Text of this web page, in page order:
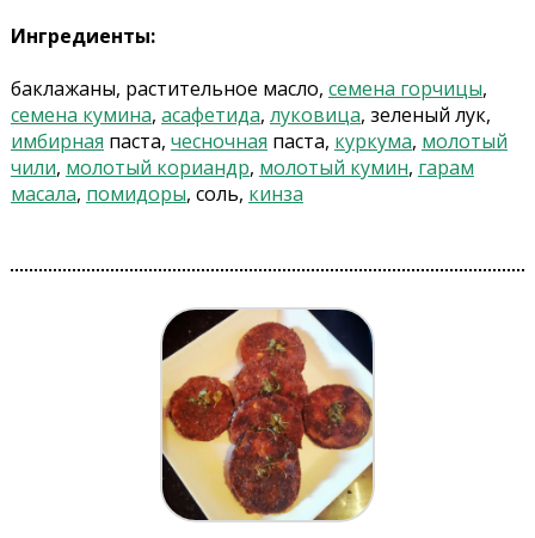
Ингредиенты:
баклажаны, растительное масло, семена горчицы,
семена кумина, асафетида, луковица, зеленый лук,
имбирная паста, чесночная паста, куркума, молотый
чили, молотый кориандр, молотый кумин, гарам
масала, помидоры, соль, кинза